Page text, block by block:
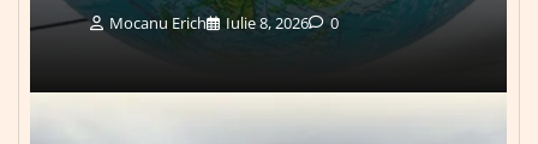
Mocanu Erich Iulie 8, 2026 0